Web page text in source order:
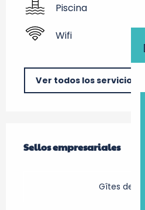
Piscina
Wifi
Ver todos los servicios
Sellos empresariales
Sellos empresariales
Gîtes de